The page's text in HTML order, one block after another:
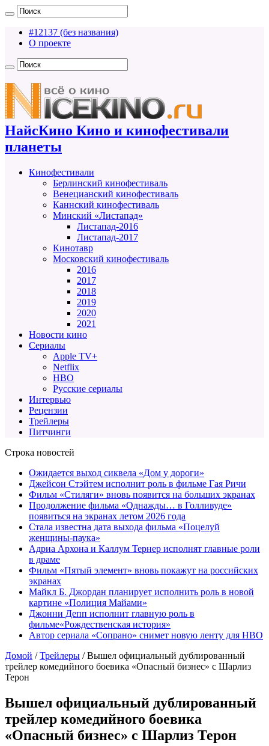
#12137 (без названия)
О проекте
НайсКино Кино и кинофестивали
планеты
Кинофестивали
Берлинский кинофестиваль
Венецианский кинофестиваль
Каннский кинофестиваль
Минский «Листапад»
Листапад-2016
Листапад-2017
Кинотавр
Московский кинофестиваль
2016
2017
2018
2019
2020
2021
Новости кино
Сериалы
Apple TV+
Netflix
HBO
Русские сериалы
Интервью
Рецензии
Трейлеры
Питчинги
Строка новостей
Ожидается выход сиквела «Дом у дороги»
Джейсон Стэйтем исполнит роль в фильме Гая Ричи
Фильм «Стиляги» вновь появится на больших экранах
Продолжение фильма «Однажды… в Голливуде»
появиться на экранах летом 2026 года
Стала известна дата выхода фильма «Поцелуй
женщины-паука»
Адриа Архона и Каллум Тернер исполнят главные роли
в драме
Фильм «Пятый элемент» вновь покажут на российских
экранах
Майкл Б. Джордан планирует исполнить роль в новой
картине «Полиция Майами»
Джонни Депп исполнит главную роль в
фильме«Рождественская история»
Автор сериала «Сопрано» снимет новую ленту для HBO
Домой / Трейлеры / Вышел официальный дублированный
трейлер комедийного боевика «Опасный бизнес» с Шарлиз
Терон
Вышел официальный дублированный
трейлер комедийного боевика
«Опасный бизнес» с Шарлиз Терон